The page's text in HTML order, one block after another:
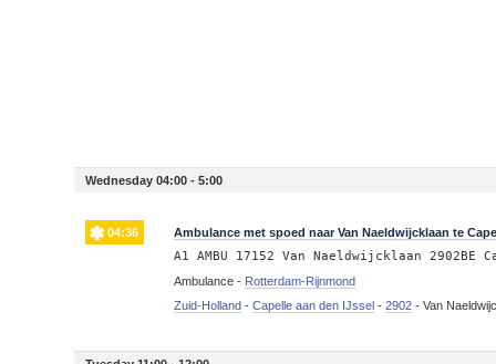
Wednesday 04:00 - 5:00
04:36 Ambulance met spoed naar Van Naeldwijcklaan te
A1 AMBU 17152 Van Naeldwijcklaan
Ambulance - Rotterdam-Rijnmond
Zuid-Holland -Capelle aan den IJssel -2902 -Van